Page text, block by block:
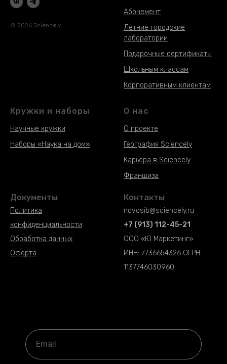
© 2026 Sciencely
Абонемент
Летние городские
лаборатории
Подарочные сертификаты
Школьным классам
Корпоративным клиентам
Кружки и наборы
Научные кружки
Наборы «Наука на дом»
Документы
Политика
конфиденциальности
Обработка данных
Оферта
О нас
О проекте
География Sciencely
Карьера в Sciencely
Франшиза
Контакты
novosib@sciencely.ru
+7 (913) 112-45-21
ООО «Ю Маркетинг»
ИНН: 7736654326 ОГРН:
1137746030960